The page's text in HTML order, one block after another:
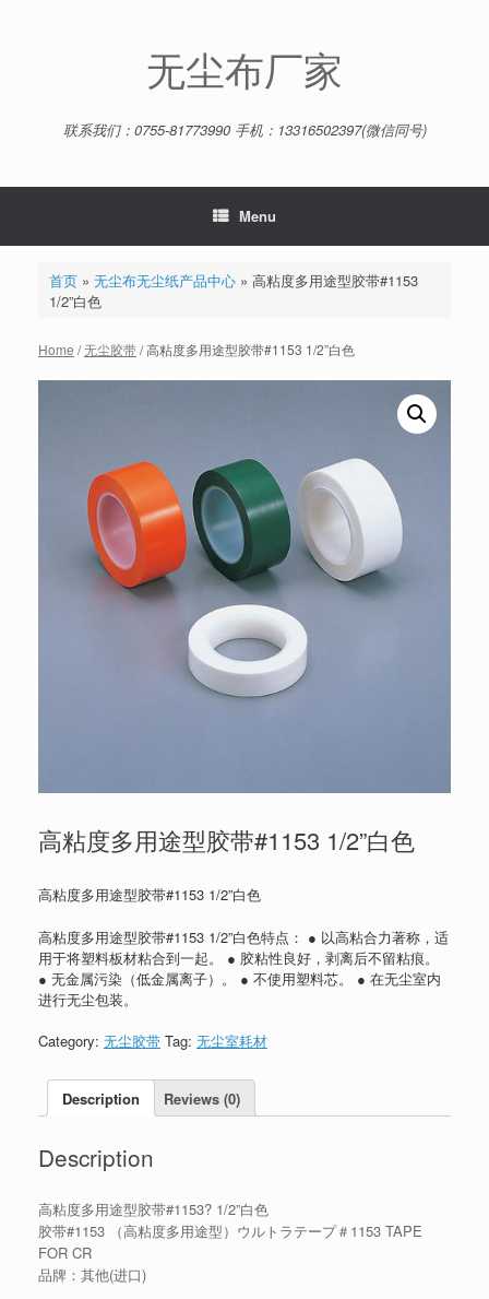
无尘布厂家
联系我们：0755-81773990 手机：13316502397(微信同号)
Menu
首页» 无尘布无尘纸产品中心» 高粘度多用途型胶带#1153
1/2”白色
Home /无尘胶带/ 高粘度多用途型胶带#1153 1/2”白色
高粘度多用途型胶带#1153 1/2”白色
高粘度多用途型胶带#1153 1/2”白色
高粘度多用途型胶带#1153 1/2”白色特点： ● 以高粘合力著称，适
用于将塑料板材粘合到一起。 ● 胶粘性良好，剥离后不留粘痕。
● 无金属污染（低金属离子）。 ● 不使用塑料芯。 ● 在无尘室内
进行无尘包装。
Category: 无尘胶带 Tag: 无尘室耗材
Description Reviews (0)
Description
高粘度多用途型胶带#1153? 1/2”白色
胶带#1153 （高粘度多用途型）ウルトラテープ＃1153 TAPE
FOR CR
品牌：其他(进口)